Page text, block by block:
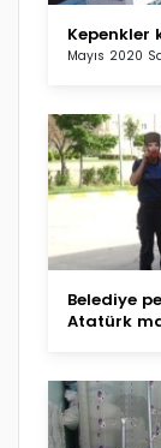
Kepenkler
Mayıs 2020
Belediye
Atatürk